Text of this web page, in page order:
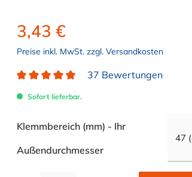
3,43 €
Preise inkl. MwSt. zzgl. Versandkosten
37 Bewertungen
Sofort lieferbar.
Klemmbereich (mm) - Ihr
Außendurchmesserauswählen